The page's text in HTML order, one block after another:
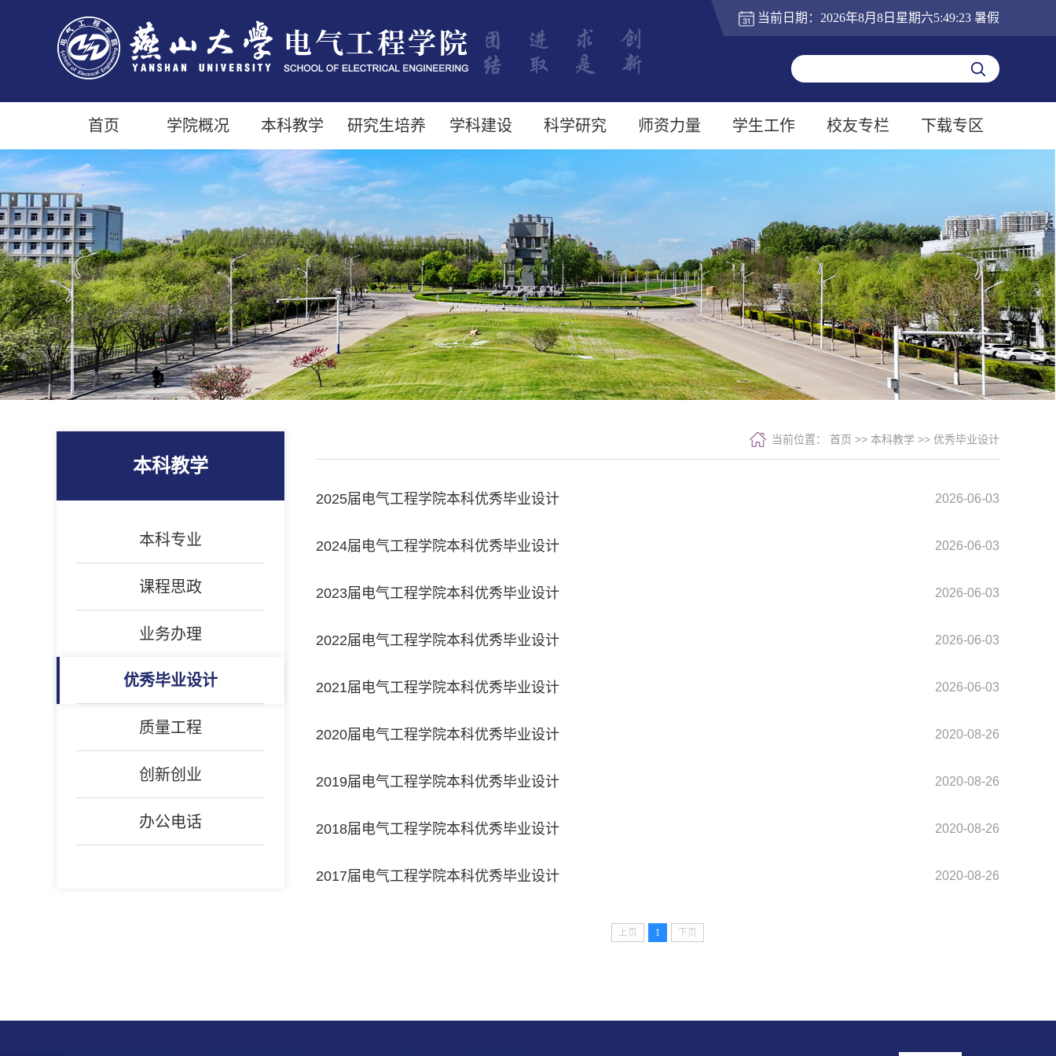
当前日期： 2026年8月8日星期六5:49:24 暑假
首页 学院概况 本科教学 研究生培养 学科建设 科学研究 师资力量 学生工作 校友专栏 下载专区
本科教学
本科专业
课程思政
业务办理
优秀毕业设计
质量工程
创新创业
办公电话
当前位置： 首页 >> 本科教学 >> 优秀毕业设计
2025届电气工程学院本科优秀毕业设计 2026-06-03
2024届电气工程学院本科优秀毕业设计 2026-06-03
2023届电气工程学院本科优秀毕业设计 2026-06-03
2022届电气工程学院本科优秀毕业设计 2026-06-03
2021届电气工程学院本科优秀毕业设计 2026-06-03
2020届电气工程学院本科优秀毕业设计 2020-08-26
2019届电气工程学院本科优秀毕业设计 2020-08-26
2018届电气工程学院本科优秀毕业设计 2020-08-26
2017届电气工程学院本科优秀毕业设计 2020-08-26
上页 1 下页